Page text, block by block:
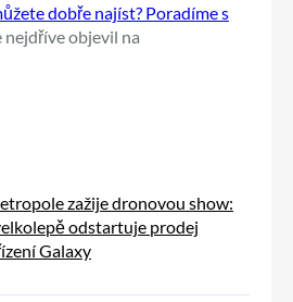
dobře najíst? Poradíme s
nejdříve objevil na
zažije dronovou show:
odstartuje prodej
Galaxy